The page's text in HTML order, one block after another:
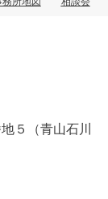
５（青山石川